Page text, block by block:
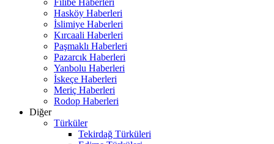
Filibe Haberleri
Hasköy Haberleri
İslimiye Haberleri
Kırcaali Haberleri
Paşmaklı Haberleri
Pazarcık Haberleri
Yanbolu Haberleri
İskeçe Haberleri
Meriç Haberleri
Rodop Haberleri
Diğer
Türküler
Tekirdağ Türküleri